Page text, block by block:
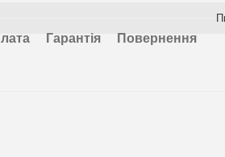
Гарантія Повернення